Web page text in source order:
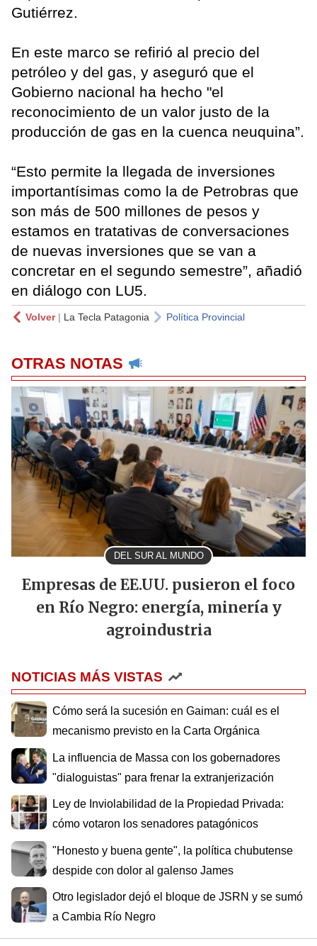
Gutiérrez.
En este marco se refirió al precio del
petróleo y del gas, y aseguró que el
Gobierno nacional ha hecho "el
reconocimiento de un valor justo de la
producción de gas en la cuenca neuquina”.
“Esto permite la llegada de inversiones
importantísimas como la de Petrobras que
son más de 500 millones de pesos y
estamos en tratativas de conversaciones
de nuevas inversiones que se van a
concretar en el segundo semestre”, añadió
en diálogo con LU5.
Volver| La Tecla Patagonia Política Provincial
OTRAS NOTAS
DEL SUR AL MUNDO
Empresas de EE.UU. pusieron el foco
en Río Negro: energía, minería y
agroindustria
NOTICIAS MÁS VISTAS
Cómo será la sucesión en Gaiman: cuál es el
mecanismo previsto en la Carta Orgánica
La influencia de Massa con los gobernadores
"dialoguistas" para frenar la extranjerización
Ley de Inviolabilidad de la Propiedad Privada:
cómo votaron los senadores patagónicos
"Honesto y buena gente", la política chubutense
despide con dolor al galenso James
Otro legislador dejó el bloque de JSRN y se sumó
a Cambia Río Negro